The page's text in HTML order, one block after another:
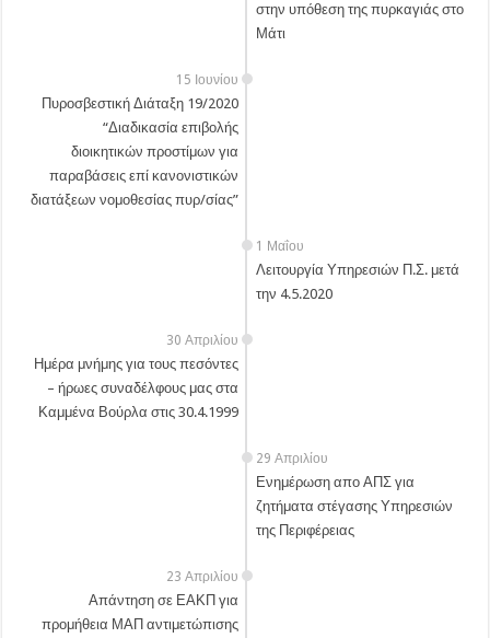
στην υπόθεση της πυρκαγιάς στο
Μάτι
15 Ιουνίου
Πυροσβεστική Διάταξη 19/2020
“Διαδικασία επιβολής
διοικητικών προστίμων για
παραβάσεις επί κανονιστικών
διατάξεων νομοθεσίας πυρ/σίας”
1 Μαΐου
Λειτουργία Υπηρεσιών Π.Σ. μετά
την 4.5.2020
30 Απριλίου
Ημέρα μνήμης για τους πεσόντες
– ήρωες συναδέλφους μας στα
Καμμένα Βούρλα στις 30.4.1999
29 Απριλίου
Ενημέρωση απο ΑΠΣ για
ζητήματα στέγασης Υπηρεσιών
της Περιφέρειας
23 Απριλίου
Απάντηση σε ΕΑΚΠ για
προμήθεια ΜΑΠ αντιμετώπισης